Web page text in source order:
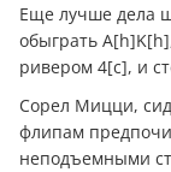
Еще лучше дела
обыграть
ривером 4[c], и
Сорел Мицци,
флипам
неподъемными